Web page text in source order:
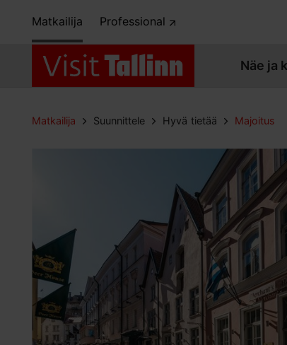
Matkailija Professional
Näe ja
Matkailija Suunnittele Hyvä tietää Majoitus